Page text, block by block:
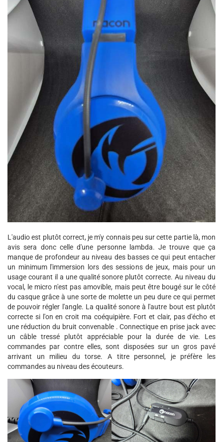
L'audio est plutôt correct, je m'y connais peu sur cette partie là, mon
avis sera donc celle d'une personne lambda. Je trouve que ça
manque de profondeur au niveau des basses ce qui peut entacher
un minimum l'immersion lors des sessions de jeux, mais pour un
usage courant il a une qualité sonore plutôt correcte. Au niveau du
vocal, le micro n'est pas amovible, mais peut être bougé sur le côté
du casque grâce à une sorte de molette un peu dure ce qui permet
de pouvoir régler l'angle. La qualité sonore à l'autre bout est plutôt
correcte si l'on en croit ma coéquipière. Fort et clair, pas d'écho et
une réduction du bruit convenable . Connectique en prise jack avec
un câble tressé plutôt appréciable pour la durée de vie. Les
commandes par contre elles, sont disposées sur un gros pavé
arrivant un milieu du torse. A titre personnel, je préfère les
commandes au niveau des écouteurs.